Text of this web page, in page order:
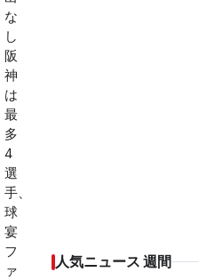
人気ニュース 週間